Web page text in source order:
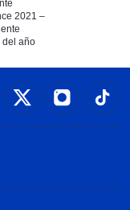
2021 –
del año